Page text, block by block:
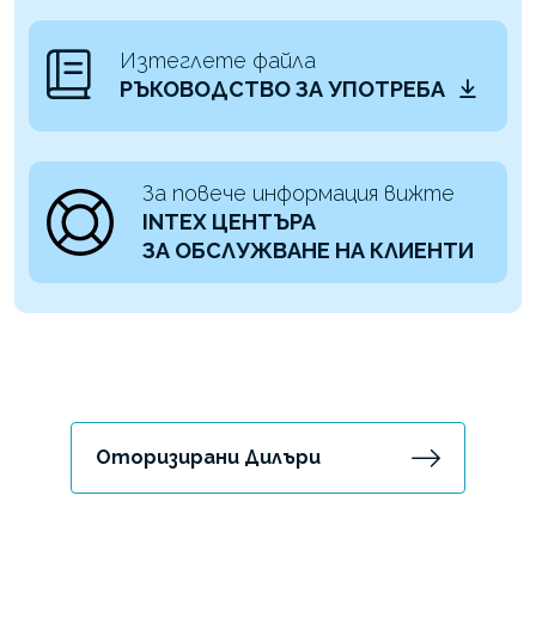
Изтеглете файла
РЪКОВОДСТВО ЗА УПОТРЕБА
За повече информация вижте
INTEX ЦЕНТЪРА
ЗА ОБСЛУЖВАНЕ НА КЛИЕНТИ
Оторизирани Дилъри